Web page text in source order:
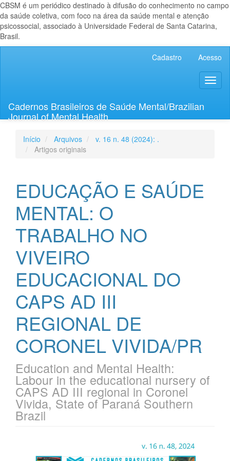
CBSM é um periódico destinado à difusão do conhecimento no campo
da saúde coletiva, com foco na área da saúde mental e atenção
psicossocial, associado à Universidade Federal de Santa Catarina,
Brasil.
Lateral
Cadastro Acesso
Cadernos Brasileiros de Saúde Mental/Brazilian
Journal of Mental Health
Início Arquivos
v. 16 n. 48 (2024): .
Artigos originais
EDUCAÇÃO E SAÚDE
MENTAL: O
TRABALHO NO
VIVEIRO
EDUCACIONAL DO
CAPS AD III
REGIONAL DE
CORONEL VIVIDA/PR
Education and Mental Health:
Labour in the educational nursery of
CAPS AD III regional in Coronel
Vivida, State of Paraná Southern
Brazil